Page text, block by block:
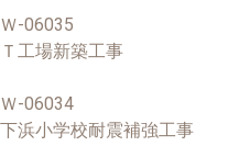
Ｗ-06035
Ｔ工場新築工事
Ｗ-06034
下浜小学校耐震補強工事